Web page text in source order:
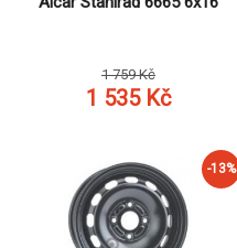
1 759 Kč
1 535 Kč
-13%